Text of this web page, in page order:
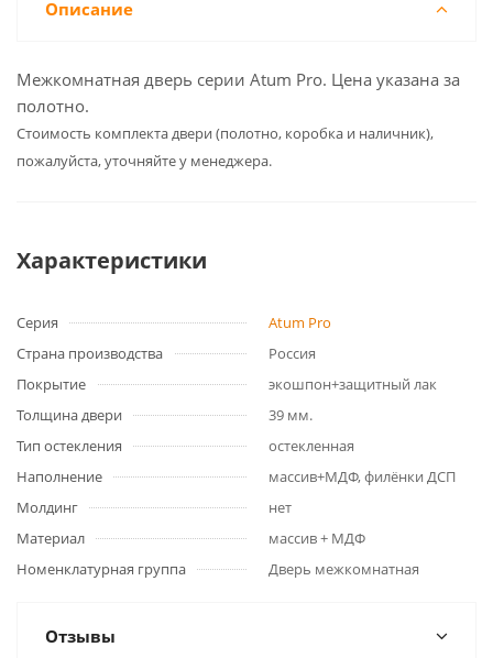
Описание
Межкомнатная дверь серии Atum Pro. Цена указана за
полотно.
Cтоимость комплекта двери (полотно, коробка и наличник),
пожалуйста, уточняйте у менеджера.
Характеристики
Серия
Atum Pro
Страна производства
Россия
Покрытие
экошпон+защитный лак
Толщина двери
39 мм.
Тип остекления
остекленная
Наполнение
массив+МДФ, филёнки ДСП
Молдинг
нет
Материал
массив + МДФ
Номенклатурная группа
Дверь межкомнатная
Отзывы